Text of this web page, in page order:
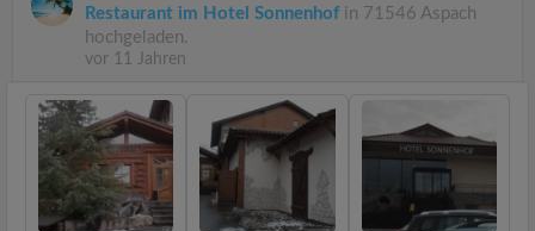
Restaurant im Hotel Sonnenhof in 71546 Aspach
hochgeladen.
vor 11 Jahren